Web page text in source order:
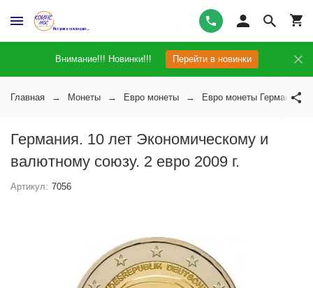
Внимание!!! Новинки!!! Перейти в новинки
Главная Монеты Евро монеты Евро монеты Германии
Германия. 10 лет Экономическому и
валютному союзу. 2 евро 2009 г.
Артикул: 7056